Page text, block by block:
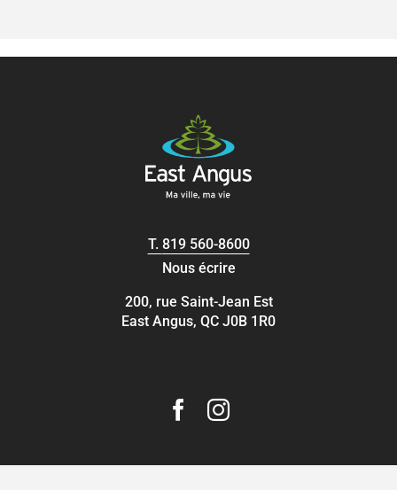
T. 819 560-8600
Nous écrire
200, rue Saint-Jean Est
East Angus, QC J0B 1R0